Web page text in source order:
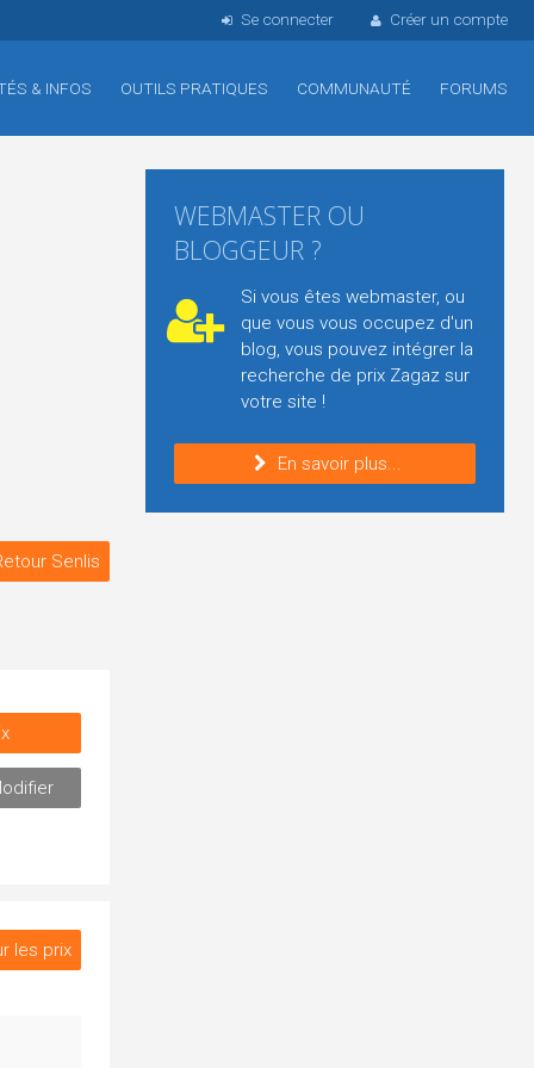
Se connecter Créer un compte
& INFOS OUTILS PRATIQUES COMMUNAUTÉ FORUMS
Senlis
les prix
WEBMASTER OU
BLOGGEUR ?
Si vous êtes webmaster, ou
que vous vous occupez d'un
blog, vous pouvez intégrer la
recherche de prix Zagaz sur
votre site !
En savoir plus...